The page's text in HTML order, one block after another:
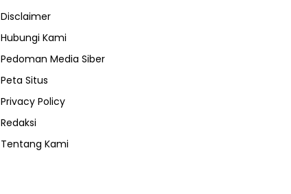
Disclaimer
Hubungi Kami
Pedoman Media Siber
Peta Situs
Privacy Policy
Redaksi
Tentang Kami